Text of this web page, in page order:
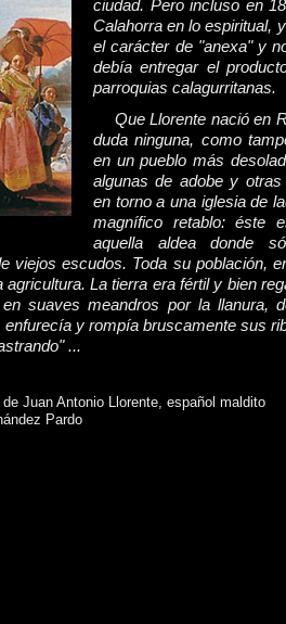
ciudad. Pero incluso en
Calahorra en lo espiritual,
el carácter de "anexa" y
debía entregar el
parroquias calagurritanas.
Que Llorente nació en
duda ninguna, como
en un pueblo más
algunas de adobe y
en torno a una iglesia de
magnífico retablo: éste
aquella aldea donde
viejos escudos. Toda su población,
agricultura. La tierra era fértil y bien
en suaves meandros por la llanura,
enfurecía y rompía bruscamente sus
...
de Juan Antonio Llorente, español maldito
Pardo